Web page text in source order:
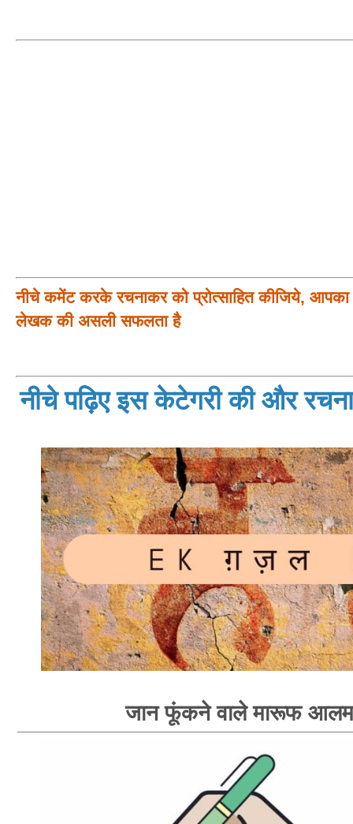
नीचे कमेंट करके रचनाकर को प्रोत्साहित कीजिये, आपका
लेखक की असली सफलता है
नीचे पढ़िए इस केटेगरी की और
जान फूंकने वाले मारूफ आलम